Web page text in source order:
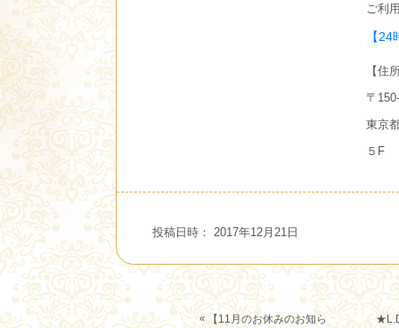
ご利
【
【住
〒
東京
５F
投稿日時： 2017年12月21日
«【11月のお休みのお知ら